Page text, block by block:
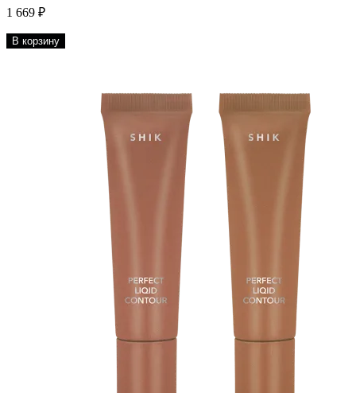
1 669 ₽
В корзину